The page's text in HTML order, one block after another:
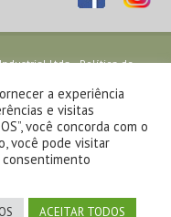
Ltda. -Política de
a experiência
e visitas
você concorda com o
você pode visitar
consentimento
ACEITAR TODOS